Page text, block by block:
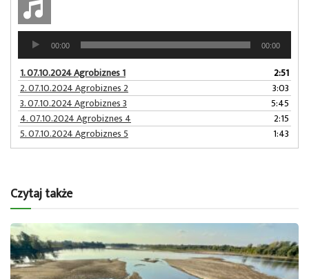
Odtwarzacz
plików
dźwiękowych
00:00 00:00
1.07.10.2024 Agrobiznes 1
2:51
2.07.10.2024 Agrobiznes 2
3:03
3.07.10.2024 Agrobiznes 3
5:45
4.07.10.2024 Agrobiznes 4
2:15
5.07.10.2024 Agrobiznes 5 1:43
Czytaj także